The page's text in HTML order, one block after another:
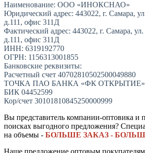
Наименование: ООО «ИНОКСНАО»
Юридический адрес: 443022, г. Самара,
д.111, офис 311Д
Фактический адрес: 443022, г. Самара, ул.
д.111, офис 311Д
ИНН: 6319192770
ОГРН: 1156313001855
Банковские реквизиты:
Расчетный счет 40702810502500049880
ТОЧКА ПАО БАНКА «ФК ОТКРЫТИЕ»
БИК 04452599
Кор/счет 30101810845250000999
Вы представитель компании-оптовика и
поисках выгодного предложения?
на объемы - БОЛЬШЕ ЗАКАЗ -